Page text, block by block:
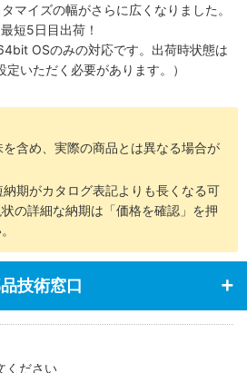
マイズの幅がさらに広くなりました。
短5日目出荷！
OSのみの対応です。出荷時状態は
いただく必要があります。）
含め、実際の商品とは異なる場合が
期がカタログ表記よりも長くなる可
の詳細な納期は「価格を確認」を押
技術窓口
ください